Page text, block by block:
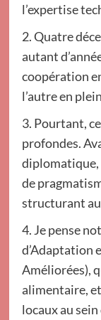
l’expertise
2. Quatre
autant
coopération
l’autre en
3. Pourtant,
profondes.
de
structurant
4. Je pense
d’Adaptation
Améliorées),
alimentaire,
locaux au